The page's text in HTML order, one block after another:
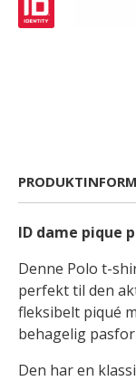
ID dame pique
Denne Polo t-
perfekt til den
fleksibelt piqué
behagelig
Den har en